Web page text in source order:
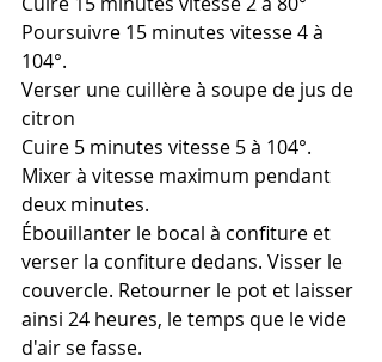
Poursuivre 15 minutes vitesse 4 à
104°.
Verser une cuillère à soupe de jus de
citron
Cuire 5 minutes vitesse 5 à 104°.
Mixer à vitesse maximum pendant
deux minutes.
Ébouillanter le bocal à confiture et
verser la confiture dedans. Visser le
couvercle. Retourner le pot et laisser
ainsi 24 heures, le temps que le vide
d'air se fasse.